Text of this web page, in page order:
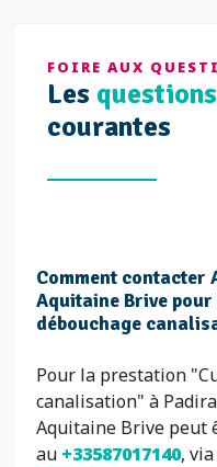
FOIRE AUX
Les questions
courantes
Comment contacter
Aquitaine Brive
débouchage
Pour la prestation
canalisation" à
Aquitaine Brive peut
au +33587017140,